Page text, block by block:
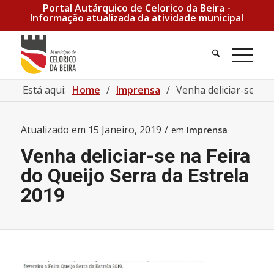
Portal Autárquico de Celorico da Beira -
Informação atualizada da atividade municipal
Pesquisa
Está aqui: Home / Imprensa / Venha deliciar-se na
Atualizado em 15 Janeiro, 2019 / em Imprensa
Venha deliciar-se na Feira
do Queijo Serra da Estrela
2019